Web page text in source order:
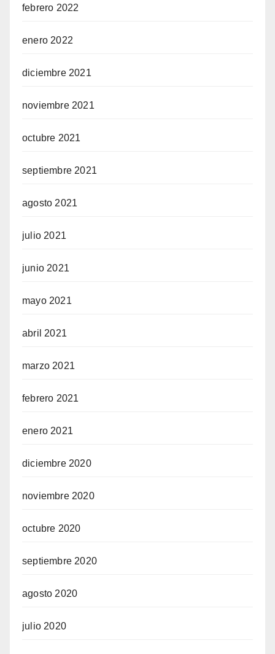
febrero 2022
enero 2022
diciembre 2021
noviembre 2021
octubre 2021
septiembre 2021
agosto 2021
julio 2021
junio 2021
mayo 2021
abril 2021
marzo 2021
febrero 2021
enero 2021
diciembre 2020
noviembre 2020
octubre 2020
septiembre 2020
agosto 2020
julio 2020